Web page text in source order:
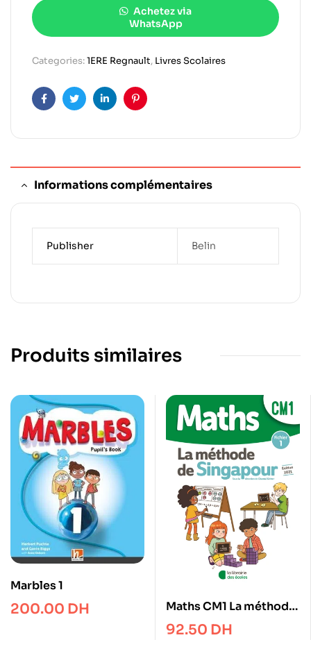
Achetez via
WhatsApp
Categories:1ERE Regnault, Livres Scolaires
FacebookTwitterLinkedinPinterest
Informations complémentaires
Publisher Belin
Produits similaires
Marbles 1
200.00 DH
Maths CM1 La méthode
de Singapour – Fichier 1
92.50 DH